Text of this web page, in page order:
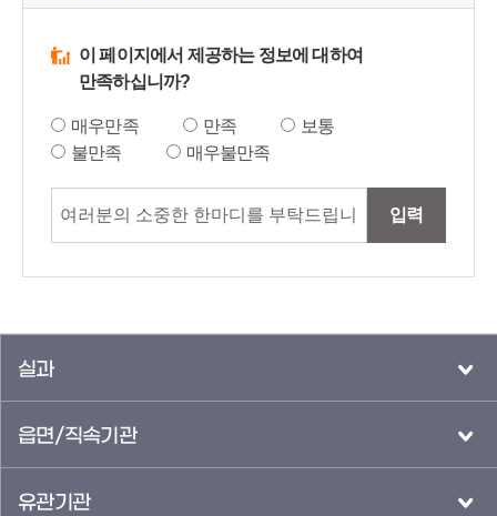
이 페이지에서 제공하는 정보에 대하여
만족하십니까?
매우만족 만족
보통
불만족
매우불만족
입력
실과
읍면/직속기관
유관기관